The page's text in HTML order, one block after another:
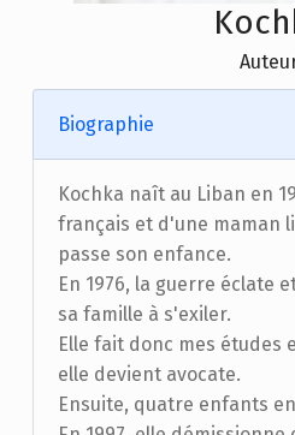
Biographie
Kochka naît au Liban en
français et d'une maman
passe son enfance.
En 1976, la guerre éclate
sa famille à s'exiler.
Elle fait donc mes études
elle devient avocate.
Ensuite, quatre enfants